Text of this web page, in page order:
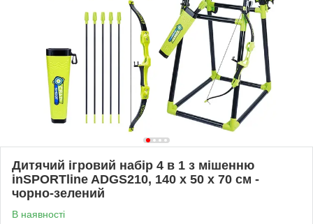
Дитячий ігровий набір 4 в 1 з мішенню
inSPORTline ADGS210, 140 х 50 х 70 см -
чорно-зелений
В наявності